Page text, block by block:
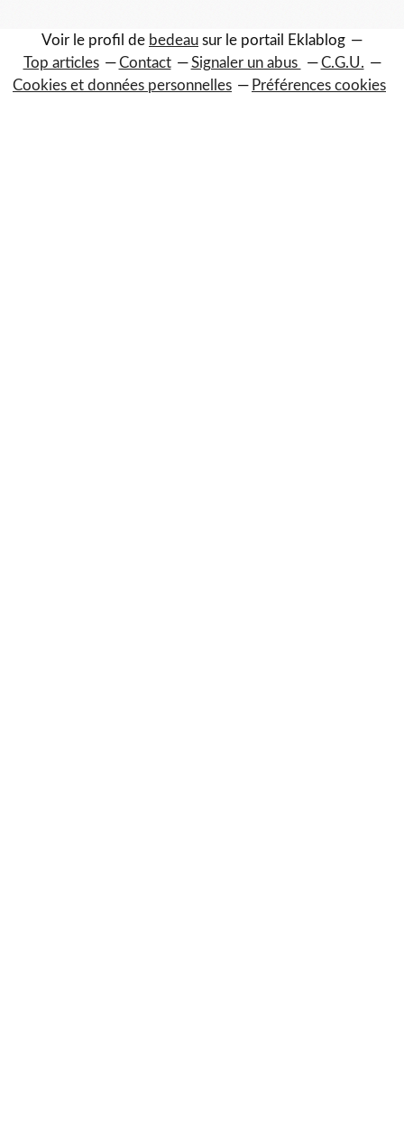
Voir le profil de bedeau sur le portail Eklablog
Top articles
Contact Signaler un abus
C.G.U.
Cookies et données personnelles
Préférences cookies